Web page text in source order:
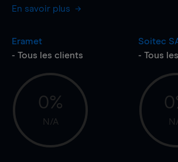
En savoir plus
Eramet
- Tous les clients
0%
N/A
Soitec
- Tous